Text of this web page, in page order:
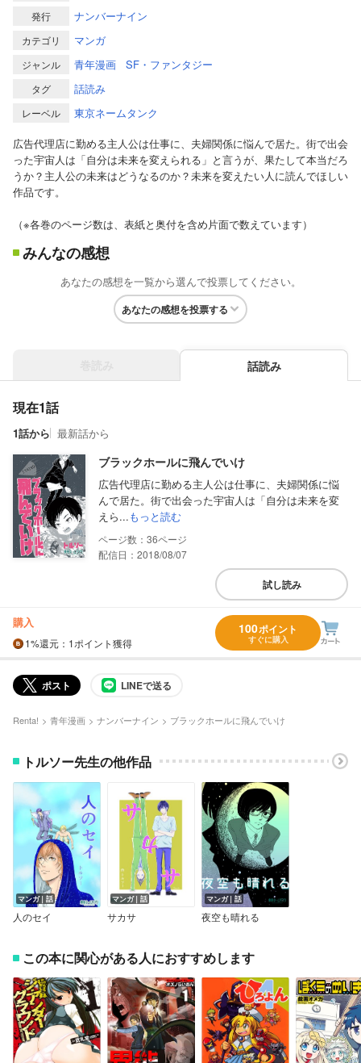
発行 ナンバーナイン
カテゴリ マンガ
ジャンル 青年漫画 SF・ファンタジー
タグ 話読み
レーベル
東京ネームタンク
広告代理店に勤める主人公は仕事に、夫婦関係に悩んで居た。街で出会
った宇宙人は「自分は未来を変えられる」と言うが、果たして本当だろ
うか？主人公の未来はどうなるのか？未来を変えたい人に読んでほしい
作品です。
（※各巻のページ数は、表紙と奥付を含め片面で数えています）
みんなの感想
あなたの感想を一覧から選んで投票してください。
あなたの感想を投票する
話読み
現在1話
1話から 最新話から
ブラックホールに飛んでいけ
広告代理店に勤める主人公は仕事に、夫婦関係に悩
んで居た。街で出会った宇宙人は「自分は未来を変
えら...もっと読む
36
配信日：2018/08/07
試し読み
購入
1%還元 ：1ポイント獲得
100ポイント
すぐに購入
ポスト LINEで送る
Renta! 青年漫画 ナンバーナイン ブラックホールに飛んでいけ
トルソー先生の他作品
マンガ｜話
人のセイ
マンガ｜話
サカサ
マンガ｜話
夜空も晴れる
この本に関心がある人におすすめします